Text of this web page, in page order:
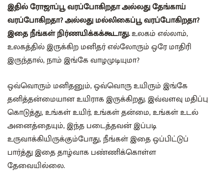
இதில் ரோஜாப்பூ வரப்போகிறதா அல்லது தேங்காய்
வரப்போகிறதா? அல்லது மல்லிகைப்பூ வரப்போகிறதா?
இதை நீங்கள் நிர்ணயிக்கக்கூடாது.உலகம் எல்லாம்,
உலகத்தில் இருக்கிற மனிதர் எல்லோரும் ஒரே மாதிரி
இருந்தால், நாம் இங்கே வாழமுடியுமா?
ஒவ்வொரும் மனிதனும், ஒவ்வொரு உயிரும் இங்கே
தனித்தன்மையான உயிராக இருக்கிறது. இவ்வளவு மதிப்பு
கொடுத்து, உங்கள் உயிர், உங்கள் தன்மை, உங்கள் உடல்
அனைத்தையும், இந்த படைத்தவன் இப்படி
உருவாக்கியிருக்கும்போது, நீங்கள் இதை ஒப்பிட்டுப்
பார்த்து இதை தாழ்வாக பண்ணிக்கொள்ள
தேவையில்லை.